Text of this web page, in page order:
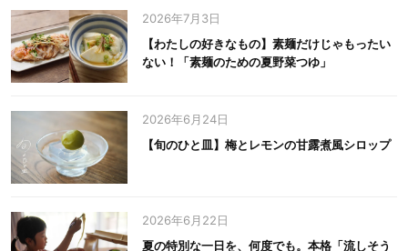
2026年7月3日
【わたしの好きなもの】素麺だけじゃもったい
ない！「素麺のための夏野菜つゆ」
2026年6月24日
【旬のひと皿】梅とレモンの甘露煮風シロップ
2026年6月22日
夏の特別な一日を、何度でも。本格「流しそう